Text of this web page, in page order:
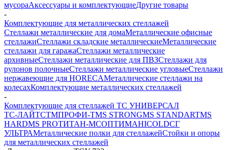
мусораАксессуары и комплектующиеДругие товары
-
Комплектующие для металлических стеллажей
Стеллажи металлические для домаМеталлические офисные
стеллажиСтеллажи складские металлическиеМеталлические
стеллажи для гаражаСтеллажи металлические
архивныеСтеллажи металлические для ПВЗСтеллажи для
рулонов полочныеСтеллажи металлические угловыеСтеллажи
нержавеющие для HORECAМеталлические стеллажи на
колесахКомплектующие металлических стеллажей
-
Комплектующие для стеллажей ТС УНИВЕРСАЛ
ТС-ЛАЙТСТМПРОФИ-ТMS STRONGMS STANDARTMS
HARDMS PROТИТАН-МСОПТИМАHICOLDСГ
УЛЬТРАМеталлические полки для стеллажейСтойки и опоры
для металлических стеллажей